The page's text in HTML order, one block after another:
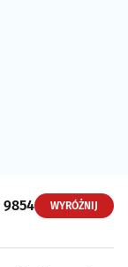
9854 WYRÓŻNIJ